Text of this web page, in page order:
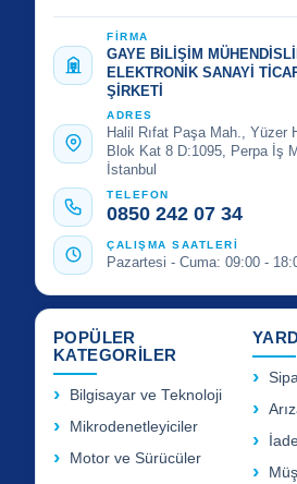
FİRMA
GAYE BİLİŞİM
ELEKTRONİK SANAYİ
ŞİRKETİ
ADRES
Halil Rıfat Paşa Mah., Yüzer
Blok Kat 8 D:1095, Perpa İş
İstanbul
TELEFON
0850 242 07 34
ÇALIŞMA SAATLERİ
Pazartesi - Cuma: 09:00 -
POPÜLER
KATEGORİLER
Bilgisayar ve Teknoloji
Mikrodenetleyiciler
Motor ve Sürücüler